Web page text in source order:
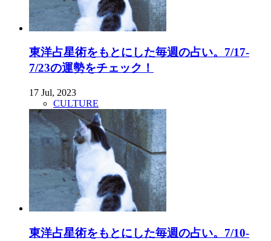
東洋占星術をもとにした毎週の占い。7/17-
7/23の運勢をチェック！
17 Jul, 2023
CULTURE
東洋占星術をもとにした毎週の占い。7/10-